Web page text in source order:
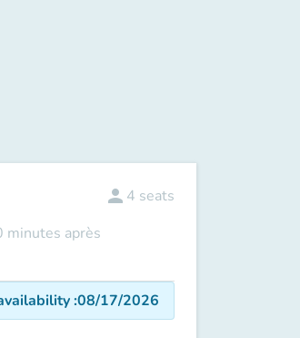
minutes après
person 4 seats
:08/17/2026